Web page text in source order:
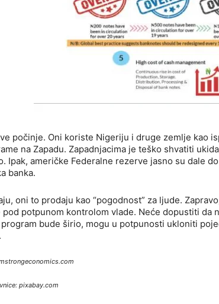
počinje. Oni koriste Nigeriju i druge zemlje kao
na Zapadu. Zapadnjacima je teško shvatiti
Ipak, američke Federalne rezerve jasno su dale
banka.
oni to prodaju kao “pogodnost” za ljude.
pod potpunom kontrolom vlade. Neće dopustiti da
program bude širio, mogu u potpunosti ukloniti
pixabay.com